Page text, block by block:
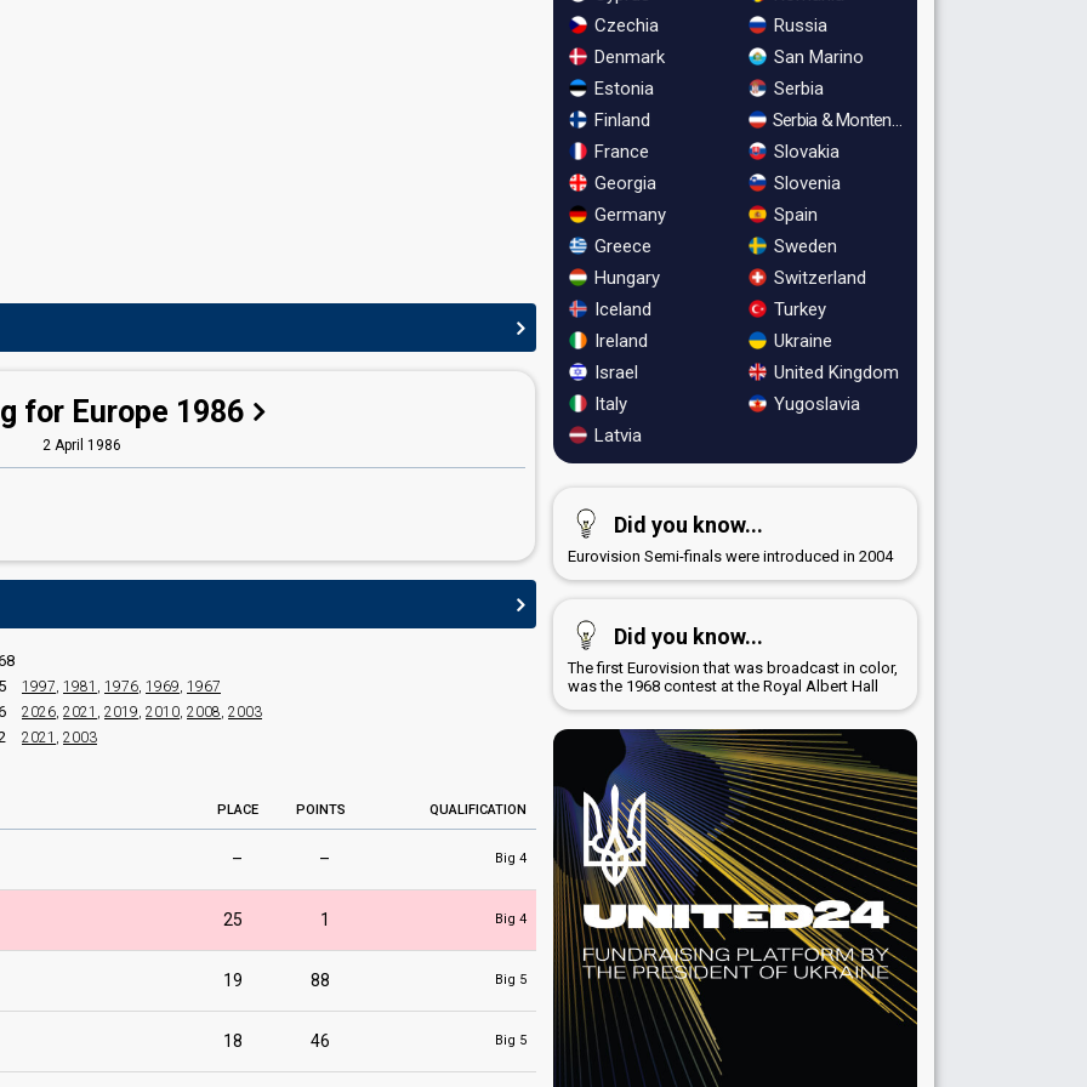
for Europe 1986
2 April 1986
5 1997, 1981 , 1976, 1969, 1967
2026, 2021 , 2019, 2010, 2008, 2003
2021 , 2003
PLACE POINTS QUALIFICATION
– – Big 4
25 1 Big 4
19 88 Big 5
18 46 Big 5
Czechia
Denmark
Estonia
Finland
France
Georgia
Germany
Greece
Hungary
Iceland
Ireland
Israel
Italy
Latvia
Russia
San Marino
Serbia
Serbia & Montenegro
Slovakia
Slovenia
Spain
Sweden
Switzerland
Turkey
Ukraine
United Kingdom
Yugoslavia
Did you know...
Eurovision Semi-finals were introduced in 2004
Did you know...
The first Eurovision that was broadcast in color,
was the 1968 contest at the Royal Albert Hall